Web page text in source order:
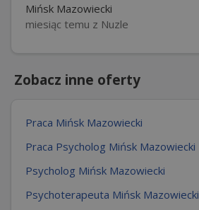
Mińsk Mazowiecki
miesiąc temu z Nuzle
Zobacz inne oferty
Praca Mińsk Mazowiecki
Praca Psycholog Mińsk Mazowiecki
Psycholog Mińsk Mazowiecki
Psychoterapeuta Mińsk Mazowiecki